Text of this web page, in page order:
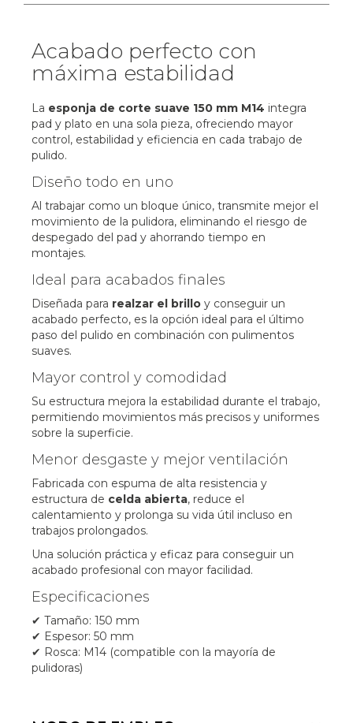
Acabado perfecto con
máxima estabilidad
La esponja de corte suave 150 mm M14 integra
pad y plato en una sola pieza, ofreciendo mayor
control, estabilidad y eficiencia en cada trabajo de
pulido.
Diseño todo en uno
Al trabajar como un bloque único, transmite mejor el
movimiento de la pulidora, eliminando el riesgo de
despegado del pad y ahorrando tiempo en
montajes.
Ideal para acabados finales
Diseñada para realzar el brillo y conseguir un
acabado perfecto, es la opción ideal para el último
paso del pulido en combinación con pulimentos
suaves.
Mayor control y comodidad
Su estructura mejora la estabilidad durante el trabajo,
permitiendo movimientos más precisos y uniformes
sobre la superficie.
Menor desgaste y mejor ventilación
Fabricada con espuma de alta resistencia y
estructura de celda abierta, reduce el
calentamiento y prolonga su vida útil incluso en
trabajos prolongados.
Una solución práctica y eficaz para conseguir un
acabado profesional con mayor facilidad.
Especificaciones
✔ Tamaño: 150 mm
✔ Espesor: 50 mm
✔ Rosca: M14 (compatible con la mayoría de
pulidoras)